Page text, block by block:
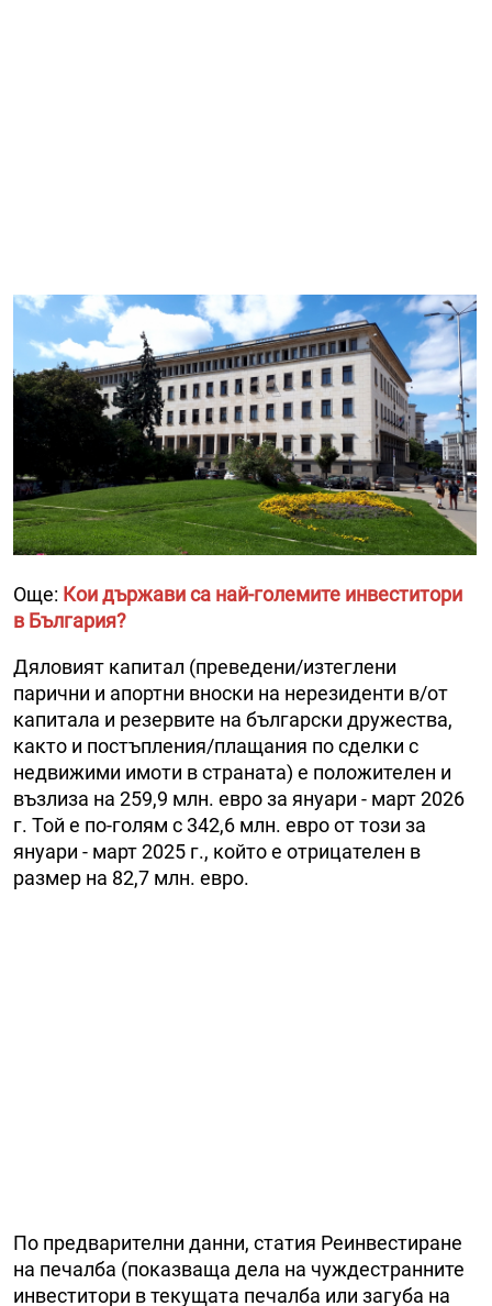
Още: Кои държави са най-големите инвеститори
в България?
Дяловият капитал (преведени/изтеглени
парични и апортни вноски на нерезиденти в/от
капитала и резервите на български дружества,
както и постъпления/плащания по сделки с
недвижими имоти в страната) е положителен и
възлиза на 259,9 млн. евро за януари - март 2026
г. Той е по-голям с 342,6 млн. евро от този за
януари - март 2025 г., който е отрицателен в
размер на 82,7 млн. евро.
По предварителни данни, статия Реинвестиране
на печалба (показваща дела на чуждестранните
инвеститори в текущата печалба или загуба на